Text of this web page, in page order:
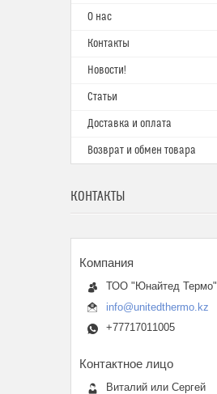
О нас
Контакты
Новости!
Статьи
Доставка и оплата
Возврат и обмен товара
КОНТАКТЫ
ТОО "Юнайтед Термо"
info@unitedthermo.kz
+77717011005
Виталий или Сергей